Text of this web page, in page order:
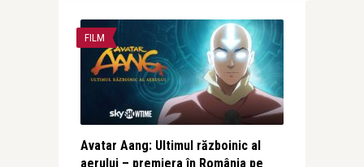
FILM
Avatar Aang: Ultimul războinic al
aerului – premiera în România pe